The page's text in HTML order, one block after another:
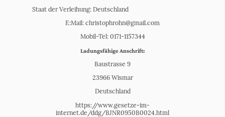
Staat der Verleihung: Deutschland
E:Mail: christophrohn@gmail.com
Mobil-Tel: 0171-1157344
Ladungsfähige Anschrift:
Baustrasse 9
23966 Wismar
Deutschland
https://www.gesetze-im-
internet.de/ddg/BJNR0950B0024.html